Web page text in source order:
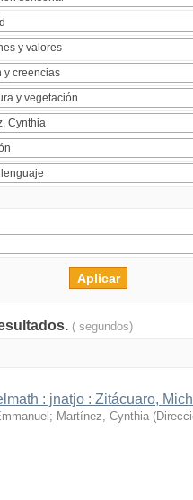
( segundos)
: jnatjo : Zitácuaro,
; Martínez, Cynthia (